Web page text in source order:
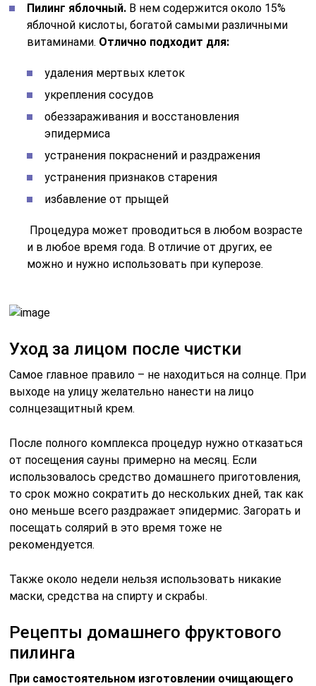
Пилинг яблочный. В нем содержится около 15%
яблочной кислоты, богатой самыми различными
витаминами. Отлично подходит для:
удаления мертвых клеток
укрепления сосудов
обеззараживания и восстановления
эпидермиса
устранения покраснений и раздражения
устранения признаков старения
избавление от прыщей
Процедура может проводиться в любом возрасте
и в любое время года. В отличие от других, ее
можно и нужно использовать при куперозе.
Уход за лицом после чистки
Самое главное правило – не находиться на солнце. При
выходе на улицу желательно нанести на лицо
солнцезащитный крем.
После полного комплекса процедур нужно отказаться
от посещения сауны примерно на месяц. Если
использовалось средство домашнего приготовления,
то срок можно сократить до нескольких дней, так как
оно меньше всего раздражает эпидермис. Загорать и
посещать солярий в это время тоже не
рекомендуется.
Также около недели нельзя использовать никакие
маски, средства на спирту и скрабы.
Рецепты домашнего фруктового
пилинга
При самостоятельном изготовлении очищающего